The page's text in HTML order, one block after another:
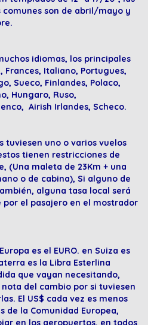
comunes son de abril/mayo y
.
idiomas, los principales
Frances, Italiano, Portugues,
Sueco, Finlandes, Polaco,
Hungaro, Ruso,
Airish Irlandes, Scheco.
tuviesen uno o varios vuelos
tienen restricciones de
(Una maleta de 23Km + una
o de cabina), Si alguno de
alguna tasa local será
el pasajero en el mostrador
es el EURO. en Suiza es
es la Libra Esterlina
que vayan necesitando,
del cambio por si tuviesen
El US$ cada vez es menos
de la Comunidad Europea,
en los aeropuertos, en todos